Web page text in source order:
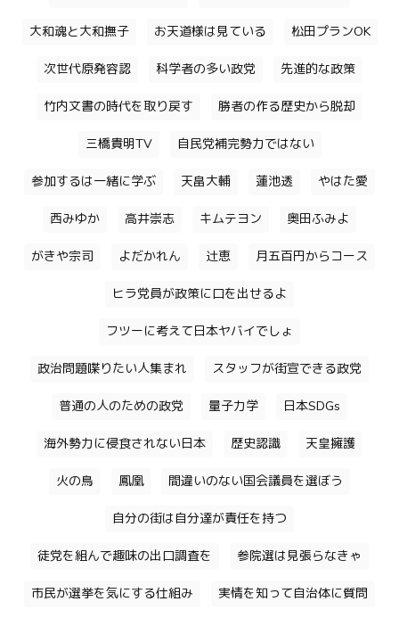
大和魂と大和撫子 お天道様は見ている 松田プランOK
次世代原発容認 科学者の多い政党 先進的な政策
竹内文書の時代を取り戻す 勝者の作る歴史から脱却
三橋貴明TV 自民党補完勢力ではない
参加するは一緒に学ぶ 天畠大輔 蓮池透 やはた愛
西みゆか 高井崇志 キムテヨン 奥田ふみよ
がきや宗司 よだかれん 辻恵 月五百円からコース
ヒラ党員が政策に口を出せるよ
フツーに考えて日本ヤバイでしょ
政治問題喋りたい人集まれ スタッフが街宣できる政党
普通の人のための政党 量子力学 日本SDGs
海外勢力に侵食されない日本 歴史認識 天皇擁護
火の鳥 鳳凰 間違いのない国会議員を選ぼう
自分の街は自分達が責任を持つ
徒党を組んで趣味の出口調査を 参院選は見張らなきゃ
市民が選挙を気にする仕組み 実情を知って自治体に質問